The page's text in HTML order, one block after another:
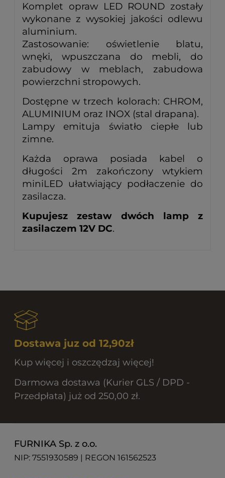
Komplet opraw LED ROUND zostały
wykonane z wysokiej jakości odlewu
aluminium.
Zastosowanie: oświetlenie blatu,
wnęki, wpuszczana do mebli, do
zabudowy w meblach, zabudowa
powierzchni stropowych.
Dostępne w trzech kolorach: CHROM,
ALUMINIUM oraz INOX (stal drapana).
Lampy emituja światło ciepłe lub
zimne.
Każda oprawa posiada kabel o
długości 2m zakończony wtykiem
miniLED ułatwiający podłaczenie do
zasilacza.
Kupujesz zestaw dwóch lamp z
zasilaczem 12V DC.
Dostawa juz od 12,90zł
Kup więcej i oszczędzaj więcej!
Darmowa dostawa (Kurier GLS / DPD -
Przedpłata) już od 250,00 zł.
FURNIKA Sp. z o.o.
NIP: 7551930589 | REGON 161562523